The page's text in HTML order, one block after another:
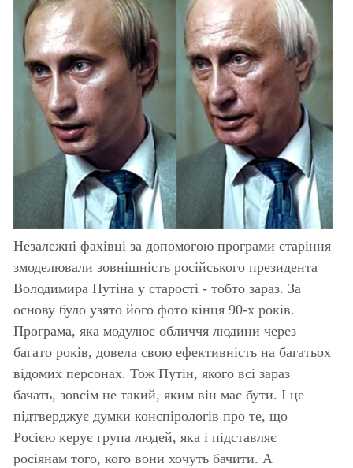
Незалежні фахівці за допомогою програми старіння
змоделювали зовнішність російського президента
Володимира Путіна у старості - тобто зараз. За
основу було узято його фото кінця 90-х років.
Програма, яка модулює обличчя людини через
багато років, довела свою ефективність на багатьох
відомих персонах. Тож Путін, якого всі зараз
бачать, зовсім не такий, яким він має бути. І це
підтверджує думки конспірологів про те, що
Росією керує група людей, яка і підставляє
росіянам того, кого вони хочуть бачити. А